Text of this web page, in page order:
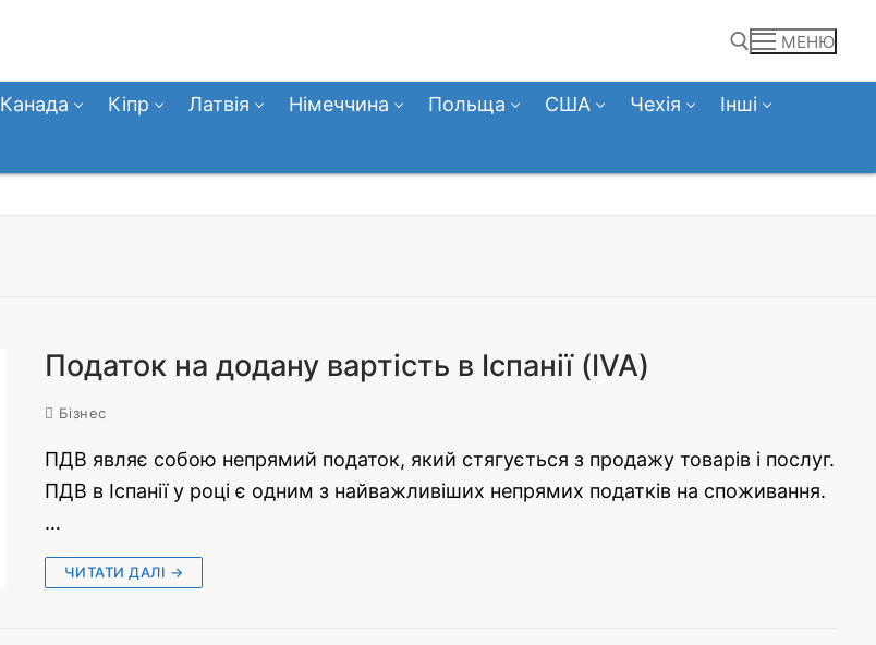
МЕНЮ
Канада Кіпр Латвія Німеччина Польща США Чехія
Інші
Податок на додану вартість в Іспанії (IVA)
Бізнес
ПДВ являє собою непрямий податок, який стягується з продажу товарів і послуг.
ПДВ в Іспанії у році є одним з найважливіших непрямих податків на споживання.
…
ЧИТАТИ ДАЛІ →